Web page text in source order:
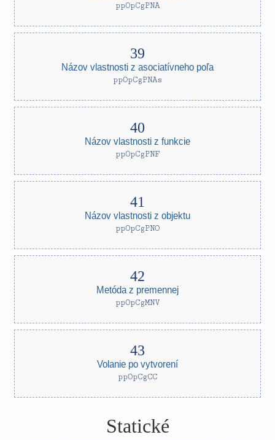
ppOpCgPNA
Názov vlastnosti z asociatívneho poľa
ppOpCgPNAs
Názov vlastnosti z funkcie
ppOpCgPNF
Názov vlastnosti z objektu
ppOpCgPNO
Metóda z premennej
ppOpCgMNV
Volanie po vytvorení
ppOpCgCC
Statické